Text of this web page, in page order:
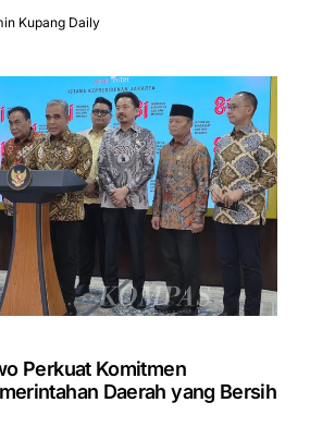
Kupang Daily
Perkuat Komitmen
Daerah yang Bersih